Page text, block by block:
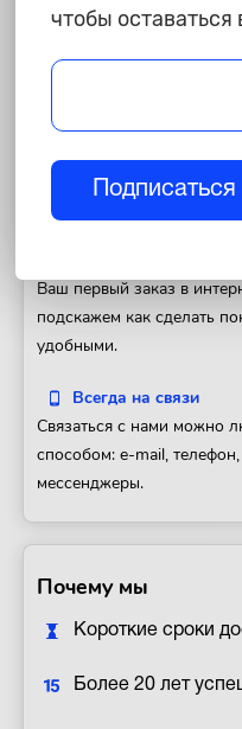
Доставка
товара в день оформления
Если товар не устроит
его на другой товар или
Ваш первый заказ в
подскажем как сделать
удобными.
Всегда на связи
Связаться с нами можно
способом: e-mail,
мессенджеры.
Почему мы
Короткие сроки
Более 20 лет
чтобы оставаться
Подписаться